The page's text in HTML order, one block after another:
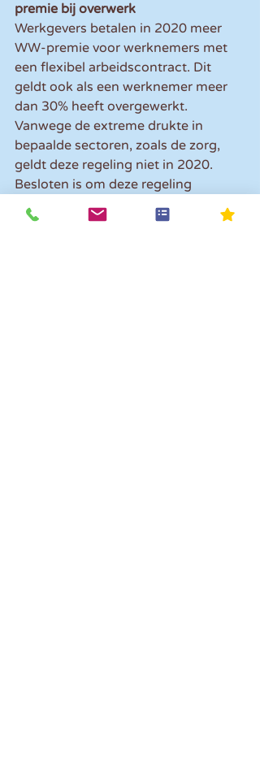
premie bij overwerk
Werkgevers betalen in 2020 meer
WW-premie voor werknemers met
een flexibel arbeidscontract. Dit
geldt ook als een werknemer meer
dan 30% heeft overgewerkt.
Vanwege de extreme drukte in
bepaalde sectoren, zoals de zorg,
geldt deze regeling niet in 2020.
Besloten is om deze regeling
vanwege de aanhoudende
coronacrisis ook in 2021 niet toe te